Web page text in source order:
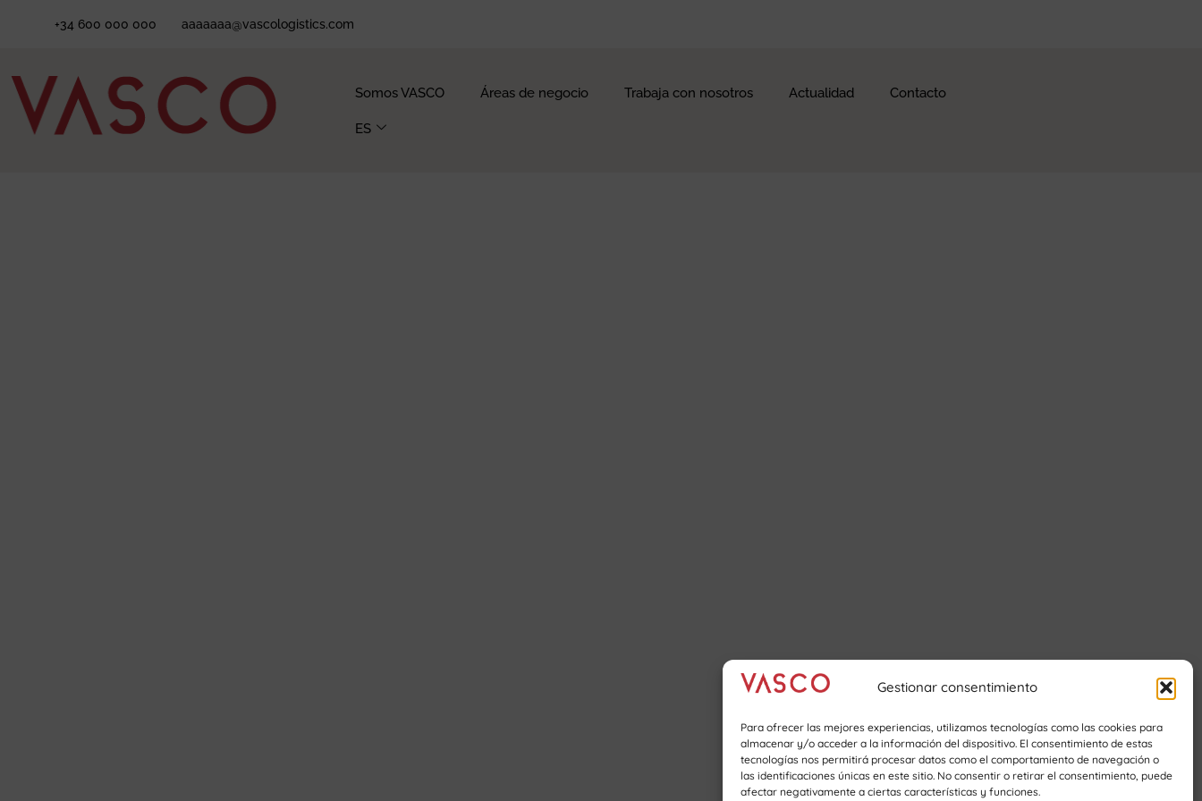
Gestionar consentimiento
Para ofrecer las mejores experiencias, utilizamos tecnologías como las cookies para
almacenar y/o acceder a la información del dispositivo. El consentimiento de estas
tecnologías nos permitirá procesar datos como el comportamiento de navegación o
las identificaciones únicas en este sitio. No consentir o retirar el consentimiento, puede
afectar negativamente a ciertas características y funciones.
+34 600 000 000 aaaaaaa@vascologistics.com
Somos VASCO Áreas de negocio Trabaja con nosotros Actualidad Contacto
ES